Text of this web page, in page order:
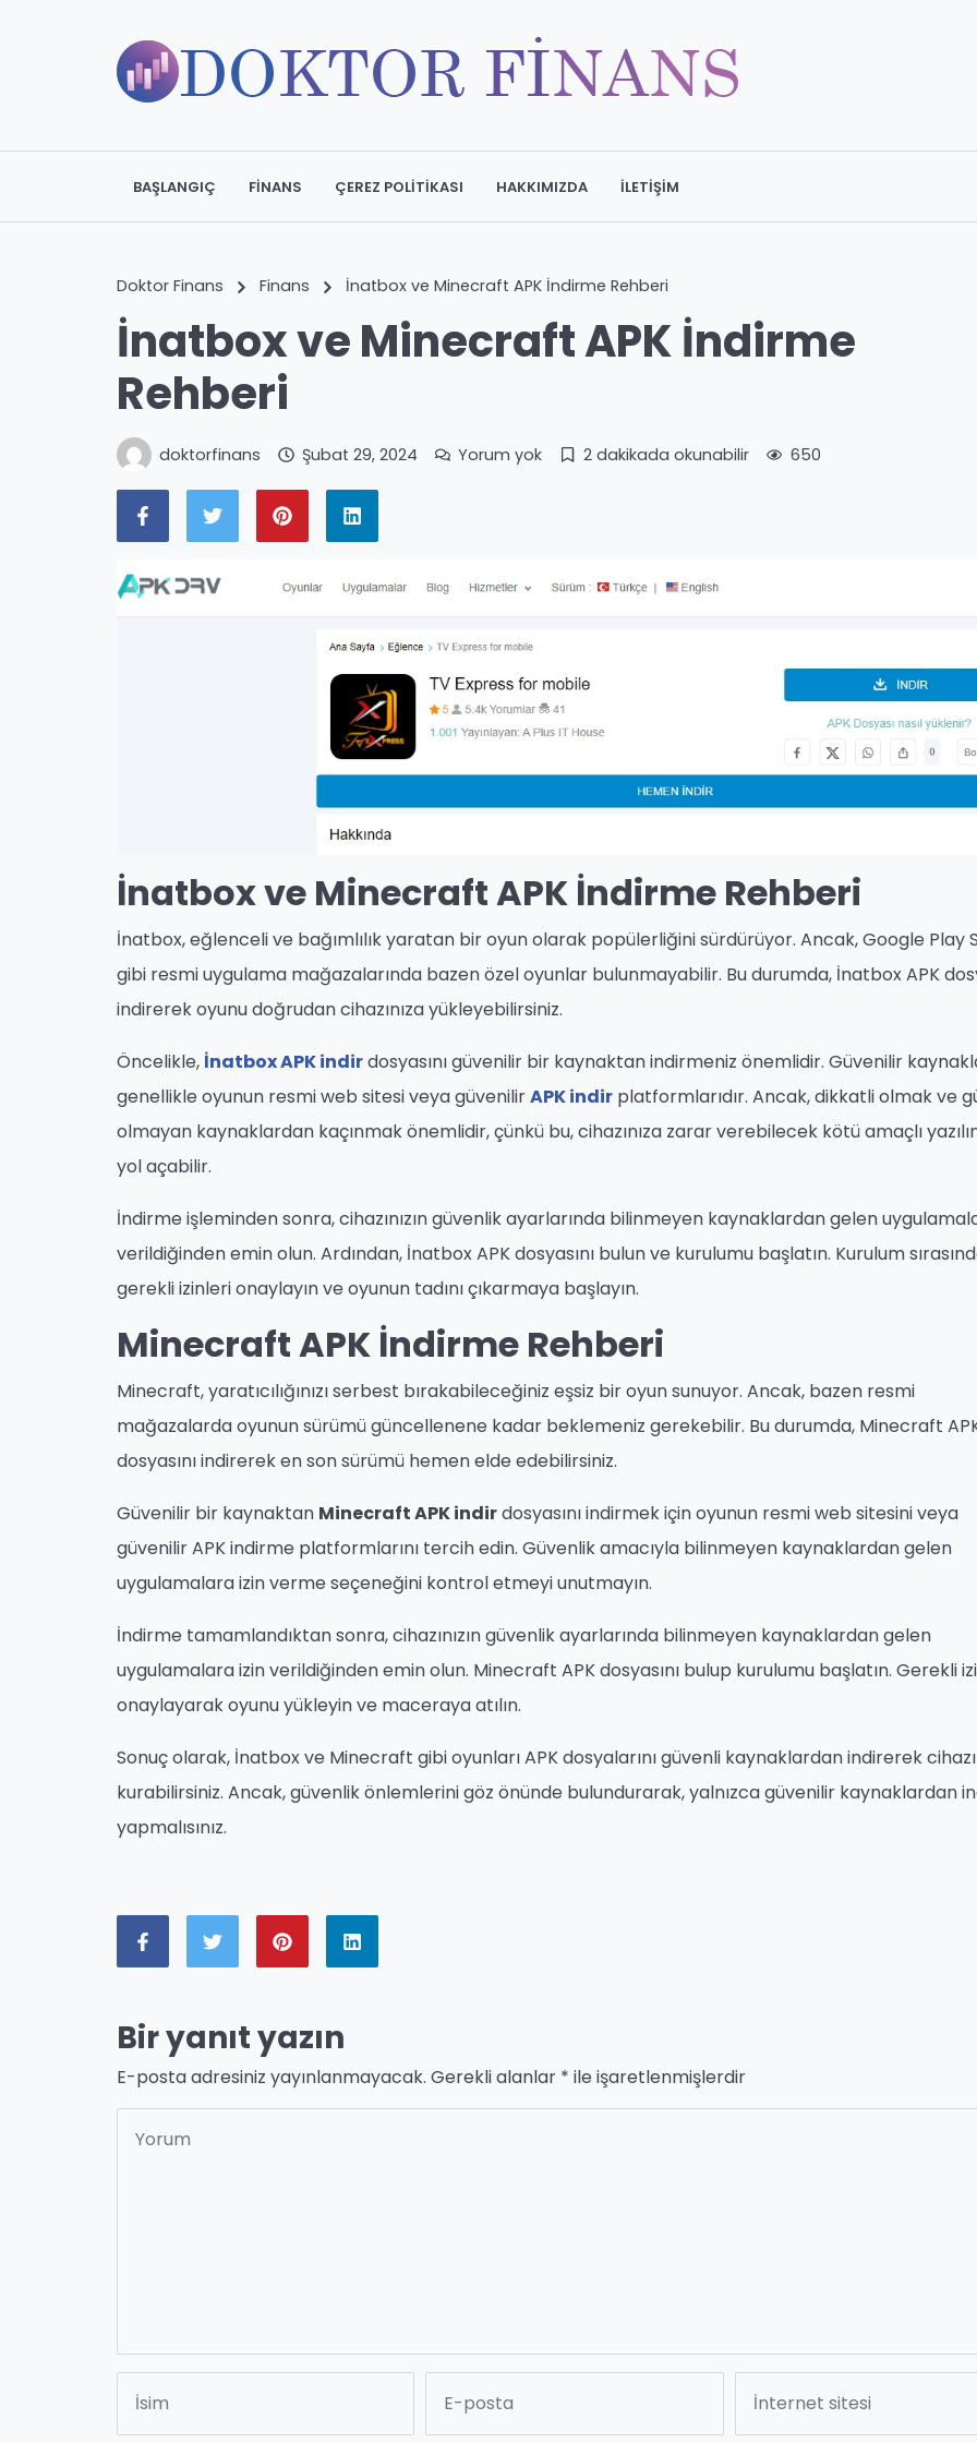
BAŞLANGIÇ FINANS ÇEREZ POLITIKASI HAKKIMIZDA İLETIŞIM
Doktor Finans Finans İnatbox ve Minecraft APK İndirme Rehberi
İnatbox ve Minecraft APK İndirme
Rehberi
doktorfinans Şubat 29, 2024 Yorum yok 2 dakikada okunabilir 650
İnatbox ve Minecraft APK İndirme Rehberi
İnatbox, eğlenceli ve bağımlılık yaratan bir oyun olarak popülerliğini sürdürüyor. Ancak, Google Play
gibi resmi uygulama mağazalarında bazen özel oyunlar bulunmayabilir. Bu durumda, İnatbox APK
indirerek oyunu doğrudan cihazınıza yükleyebilirsiniz.
Öncelikle, İnatbox APK indirdosyasını güvenilir bir kaynaktan indirmeniz önemlidir. Güvenilir
genellikle oyunun resmi web sitesi veya güvenilirAPK indir platformlarıdır. Ancak, dikkatli olmak ve
olmayan kaynaklardan kaçınmak önemlidir, çünkü bu, cihazınıza zarar verebilecek kötü amaçlı
yol açabilir.
İndirme işleminden sonra, cihazınızın güvenlik ayarlarında bilinmeyen kaynaklardan gelen
verildiğinden emin olun. Ardından, İnatbox APK dosyasını bulun ve kurulumu başlatın. Kurulum
gerekli izinleri onaylayın ve oyunun tadını çıkarmaya başlayın.
Minecraft APK İndirme Rehberi
Minecraft, yaratıcılığınızı serbest bırakabileceğiniz eşsiz bir oyun sunuyor. Ancak, bazen resmi
mağazalarda oyunun sürümü güncellenene kadar beklemeniz gerekebilir. Bu durumda, Minecraft
dosyasını indirerek en son sürümü hemen elde edebilirsiniz.
Güvenilir bir kaynaktan Minecraft APK indirdosyasını indirmek için oyunun resmi web sitesini veya
güvenilir APK indirme platformlarını tercih edin. Güvenlik amacıyla bilinmeyen kaynaklardan gelen
uygulamalara izin verme seçeneğini kontrol etmeyi unutmayın.
İndirme tamamlandıktan sonra, cihazınızın güvenlik ayarlarında bilinmeyen kaynaklardan gelen
uygulamalara izin verildiğinden emin olun. Minecraft APK dosyasını bulup kurulumu başlatın. Gerekli
onaylayarak oyunu yükleyin ve maceraya atılın.
Sonuç olarak, İnatbox ve Minecraft gibi oyunları APK dosyalarını güvenli kaynaklardan indirerek
kurabilirsiniz. Ancak, güvenlik önlemlerini göz önünde bulundurarak, yalnızca güvenilir kaynaklardan
yapmalısınız.
Bir yanıt yazın
E-posta adresiniz yayınlanmayacak. Gerekli alanlar * ile işaretlenmişlerdir